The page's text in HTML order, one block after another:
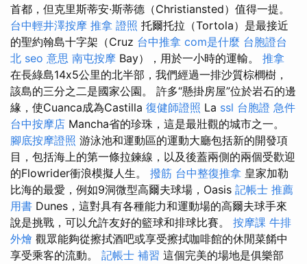
首都，但克里斯蒂安·斯蒂德（Christiansted）值得一提。
台中輕井澤按摩 推拿 證照 托爾托拉（Tortola）是最接近
的聖約翰島十字架（Cruz 台中推拿 com是什麼 台胞證台
北 seo 意思 南屯按摩 Bay），用於一小時的運輸。 推拿
在長綠島14x5公里的北半部，我們經過一排沙質棕櫚樹，
該島的三分之二是國家公園。 許多“懸掛房屋”位於岩石的邊
緣，使Cuanca成為Castilla 復健師證照 La ssl 台胞證 急件
台中按摩店 Mancha省的珍珠，這是最壯觀的城市之一。
腳底按摩證照 游泳池和運動區的運動大廳包括新的開發項
目，包括海上的第一條拉鍊線，以及後蓋兩側的兩個受歡迎
的Flowrider衝浪模擬人生。 撥筋 台中整復推拿 皇家加勒
比海的最愛，例如9洞微型高爾夫球場，Oasis 記帳士 推薦
用書 Dunes，這對具有各種能力和運動場的高爾夫球手來
說是挑戰，可以允許友好的籃球和排球比賽。 按摩課 牛排
外燴 觀眾能夠從擦拭酒吧或享受擦拭咖啡館的休閒菜餚中
享受乘客的流動。 記帳士 補習 這個完美的場地是俱樂部